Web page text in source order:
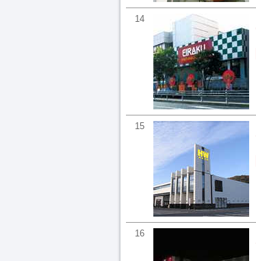
14
15
16